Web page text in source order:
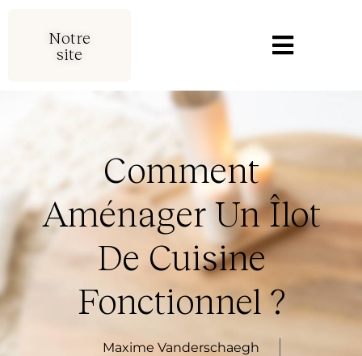
Notre
site
Comment
Aménager Un Îlot
De Cuisine
Fonctionnel ?
Maxime Vanderschaegh